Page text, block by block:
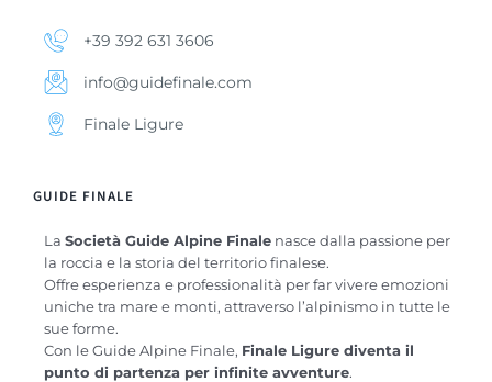
+39 392 631 3606
info@guidefinale.com
Finale Ligure
GUIDE FINALE
La Società Guide Alpine Finalenasce dalla passione per
la roccia e la storia del territorio finalese.
Offre esperienza e professionalità per far vivere emozioni
uniche tra mare e monti, attraverso l’alpinismo in tutte le
sue forme.
Con le Guide Alpine Finale, Finale Ligure diventa il
punto di partenza per infinite avventure.